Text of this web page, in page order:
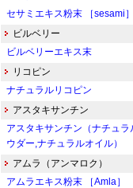
セサミエキス粉末 ［sesami］
ビルベリー
ビルベリーエキス末
リコピン
ナチュラルリコピン
アスタキサンチン
アスタキサンチン（ナチュラ
ウダー,ナチュラルオイル）
アムラ（アンマロク）
アムラエキス粉末 ［Amla］